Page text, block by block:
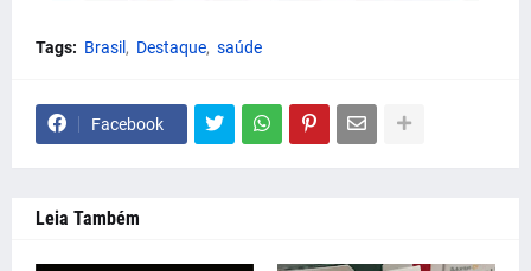
Tags: Brasil Destaque saúde
Facebook
Leia Também